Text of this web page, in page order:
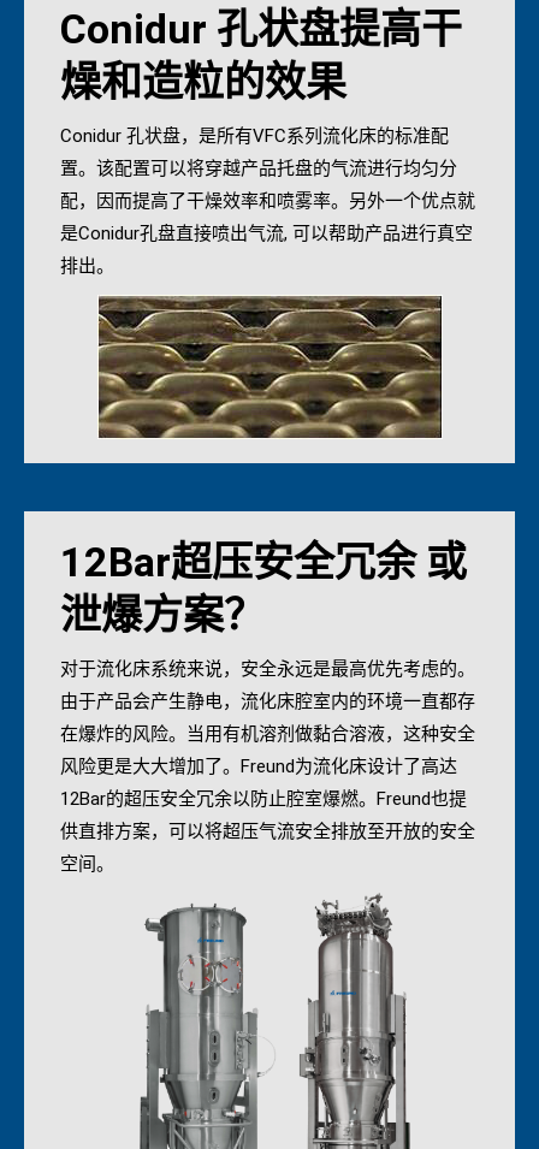
Conidur 孔状盘提高干
燥和造粒的效果
Conidur 孔状盘，是所有VFC系列流化床的标准配
置。该配置可以将穿越产品托盘的气流进行均匀分
配，因而提高了干燥效率和喷雾率。另外一个优点就
是Conidur孔盘直接喷出气流, 可以帮助产品进行真空
排出。
12Bar超压安全冗余 或
泄爆方案？
对于流化床系统来说，安全永远是最高优先考虑的。
由于产品会产生静电，流化床腔室内的环境一直都存
在爆炸的风险。当用有机溶剂做黏合溶液，这种安全
风险更是大大增加了。Freund为流化床设计了高达
12Bar的超压安全冗余以防止腔室爆燃。Freund也提
供直排方案，可以将超压气流安全排放至开放的安全
空间。